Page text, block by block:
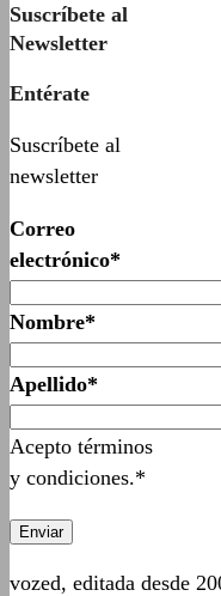
Suscríbete al
Newsletter
Entérate
Suscríbete al
newsletter
Correo
electrónico*
Nombre*
Apellido*
Acepto términos
y condiciones.*
vozed, editada desde